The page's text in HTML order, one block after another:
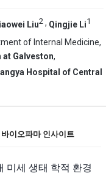
Liu2 , Qingjie Li1
of Internal Medicine,
Galveston,
Hospital of Central
바이오파마 인사이트
미세 생태 학적 환경